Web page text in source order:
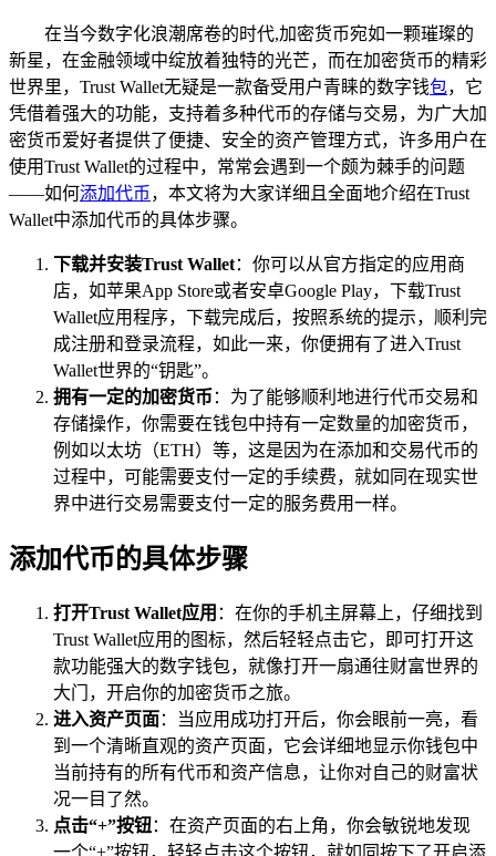
在当今数字化浪潮席卷的时代,加密货币宛如一颗璀璨的
新星，在金融领域中绽放着独特的光芒，而在加密货币的精彩
世界里，Trust Wallet无疑是一款备受用户青睐的数字钱包，它
凭借着强大的功能，支持着多种代币的存储与交易，为广大加
密货币爱好者提供了便捷、安全的资产管理方式，许多用户在
使用Trust Wallet的过程中，常常会遇到一个颇为棘手的问题
——如何添加代币 ，本文将为大家详细且全面地介绍在Trust
Wallet中添加代币的具体步骤。
下载并安装Trust Wallet：你可以从官方指定的应用商
店，如苹果App Store或者安卓Google Play，下载Trust
Wallet应用程序，下载完成后，按照系统的提示，顺利完
成注册和登录流程，如此一来，你便拥有了进入Trust
Wallet世界的“钥匙”。
拥有一定的加密货币 ：为了能够顺利地进行代币交易和
存储操作，你需要在钱包中持有一定数量的加密货币，
例如以太坊（ETH）等，这是因为在添加和交易代币的
过程中，可能需要支付一定的手续费，就如同在现实世
界中进行交易需要支付一定的服务费用一样。
添加代币的具体步骤
打开Trust Wallet应用 ：在你的手机主屏幕上，仔细找到
Trust Wallet应用的图标，然后轻轻点击它，即可打开这
款功能强大的数字钱包，就像打开一扇通往财富世界的
大门，开启你的加密货币之旅。
进入资产页面：当应用成功打开后，你会眼前一亮，看
到一个清晰直观的资产页面，它会详细地显示你钱包中
当前持有的所有代币和资产信息，让你对自己的财富状
况一目了然。
点击“+”按钮：在资产页面的右上角，你会敏锐地发现
一个“+”按钮，轻轻点击这个按钮，就如同按下了开启添